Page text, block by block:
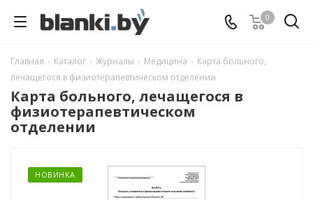
0
Главная - Каталог - Журналы - Медицина - Карта больного,
лечащегося в физиотерапевтическом отделении
Карта больного, лечащегося в
физиотерапевтическом
отделении
НОВИНКА